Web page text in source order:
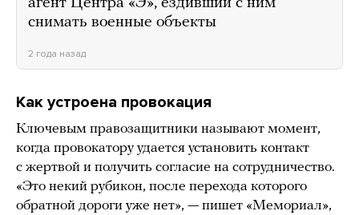
агент Центра «Э», ездивший с ним
снимать военные объекты
2 года назад
Как устроена провокация
Ключевым правозащитники называют момент,
когда провокатору удается установить контакт
с жертвой и получить согласие на сотрудничество.
«Это некий рубикон, после перехода которого
обратной дороги уже нет», — пишет «Мемориал»,